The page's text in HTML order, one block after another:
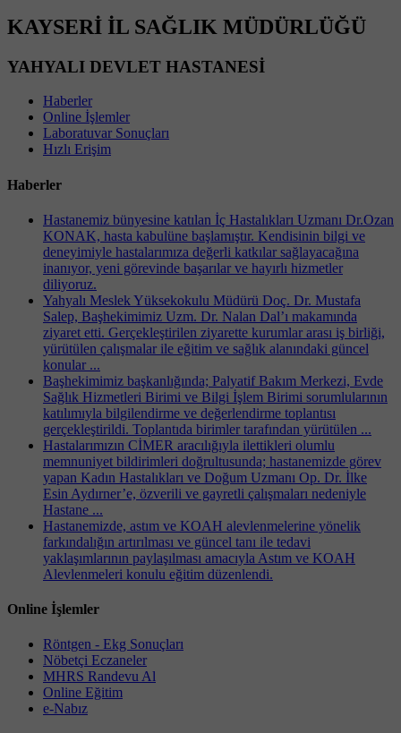
KAYSERİ İL SAĞLIK MÜDÜRLÜĞÜ
YAHYALI DEVLET HASTANESİ
Haberler
Online İşlemler
Laboratuvar Sonuçları
Hızlı Erişim
Haberler
Hastanemiz bünyesine katılan İç Hastalıkları Uzmanı Dr.Ozan
KONAK, hasta kabulüne başlamıştır. Kendisinin bilgi ve
deneyimiyle hastalarımıza değerli katkılar sağlayacağına
inanıyor, yeni görevinde başarılar ve hayırlı hizmetler
diliyoruz.
Yahyalı Meslek Yüksekokulu Müdürü Doç. Dr. Mustafa
Salep, Başhekimimiz Uzm. Dr. Nalan Dal’ı makamında
ziyaret etti. Gerçekleştirilen ziyarette kurumlar arası iş birliği,
yürütülen çalışmalar ile eğitim ve sağlık alanındaki güncel
konular ...
Başhekimimiz başkanlığında; Palyatif Bakım Merkezi, Evde
Sağlık Hizmetleri Birimi ve Bilgi İşlem Birimi sorumlularının
katılımıyla bilgilendirme ve değerlendirme toplantısı
gerçekleştirildi. Toplantıda birimler tarafından yürütülen ...
Hastalarımızın CİMER aracılığıyla ilettikleri olumlu
memnuniyet bildirimleri doğrultusunda; hastanemizde görev
yapan Kadın Hastalıkları ve Doğum Uzmanı Op. Dr. İlke
Esin Aydırner’e, özverili ve gayretli çalışmaları nedeniyle
Hastane ...
Hastanemizde, astım ve KOAH alevlenmelerine yönelik
farkındalığın artırılması ve güncel tanı ile tedavi
yaklaşımlarının paylaşılması amacıyla Astım ve KOAH
Alevlenmeleri konulu eğitim düzenlendi.
Online İşlemler
Röntgen - Ekg Sonuçları
Nöbetçi Eczaneler
MHRS Randevu Al
Online Eğitim
e-Nabız